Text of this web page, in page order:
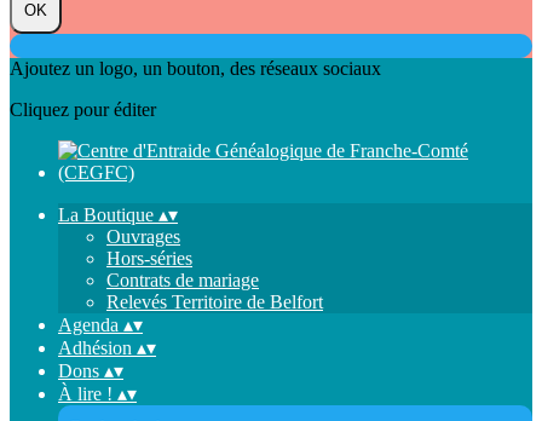
OK
Ajoutez un logo, un bouton, des réseaux sociaux
Cliquez pour éditer
La Boutique ▴▾
Ouvrages
Hors-séries
Contrats de mariage
Relevés Territoire de Belfort
Agenda ▴▾
Adhésion ▴▾
Dons ▴▾
À lire ! ▴▾